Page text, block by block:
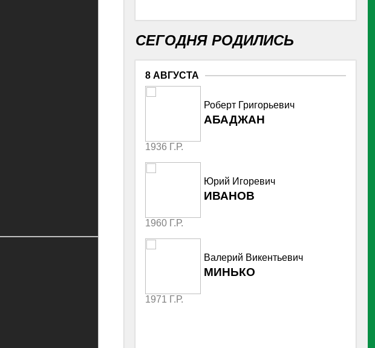
СЕГОДНЯ РОДИЛИСЬ
8 АВГУСТА
Роберт Григорьевич
АБАДЖАН
1936 Г.Р.
Юрий Игоревич
ИВАНОВ
1960 Г.Р.
Валерий Викентьевич
МИНЬКО
1971 Г.Р.